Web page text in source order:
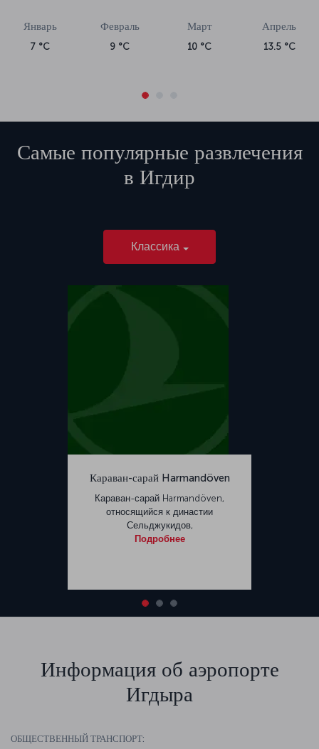
Январь
7 °C
Февраль
9 °C
Март
10 °C
Апрель
13.5 °C
Самые популярные развлечения
в Игдир
Классика
Караван-сарай Harmandöven
Караван-сарай Harmandöven,
относящийся к династии
Сельджукидов,
Подробнее
Информация об аэропорте
Игдыра
ОБЩЕСТВЕННЫЙ ТРАНСПОРТ: